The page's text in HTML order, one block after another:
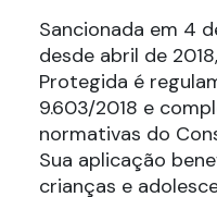
Sancionada em 4
desde abril de
Protegida é
9.603/2018 e
normativas do
Sua aplicação
crianças e